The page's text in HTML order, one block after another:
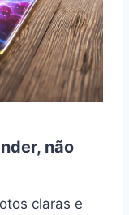
não
claras e